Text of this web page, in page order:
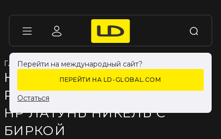
Перейти на международный сайт?
ПЕРЕЙТИ НА LD-GLOBAL.COM
Остаться
ГЛАВНАЯ КАТАЛОГ ПРОДУКЦИИ
НИППЕЛЬ ПРЯМОЙ LD
PRIDE DN40 (1 1/2") НР/
НР ЛАТУНЬ НИКЕЛЬ С
БИРКОЙ
ГЛАВНАЯ КАТАЛОГ ПРОДУКЦИИ